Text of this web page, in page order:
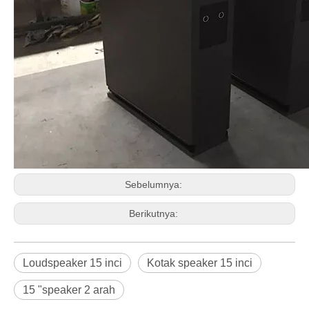
Sebelumnya:
Berikutnya:
Loudspeaker 15 inci Kotak speaker 15 inci
15 "speaker 2 arah